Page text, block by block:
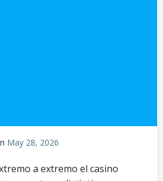
May 28, 2026
a extremo el casino